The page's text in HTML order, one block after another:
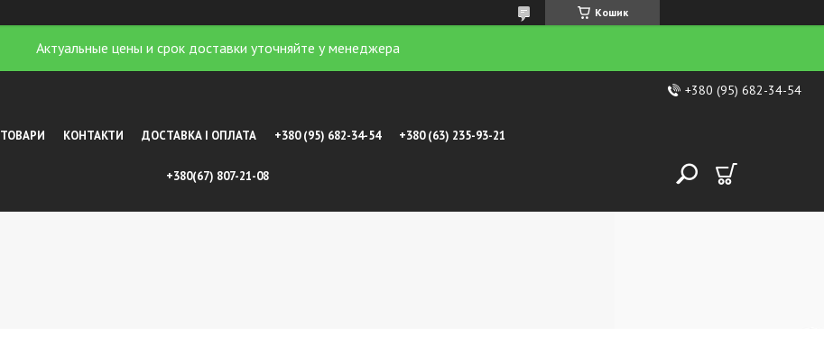
Кошик
Актуальные цены и срок доставки уточняйте у менеджера
+380 (95) 682-34-54
ТОВАРИ КОНТАКТИ ДОСТАВКА І ОПЛАТА +380 (95) 682-34-54 +380 (63) 235-93-21
+380(67) 807-21-08